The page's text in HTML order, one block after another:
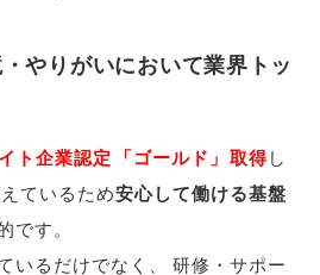
やりがいにおいて業界トッ
ト企業認定 「ゴールド 」 取得し
ているため安心して働ける基盤
です。
いるだけでなく
研修・サポー